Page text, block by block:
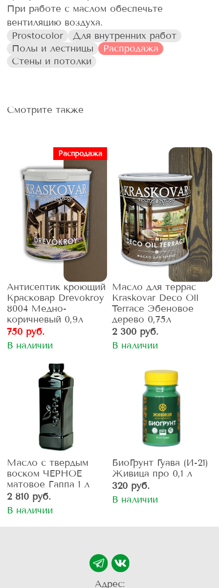
При работе с маслом обеспечьте
вентиляцию воздуха.
Prostocolor
Для внутренних работ
Полы и лестницы
Распродажа
Стены и потолки
Смотрите также
Антисептик кроющий
Красковар Drevokroy
8004 Медно-
коричневый 0,9л
750 руб.
В наличии
Распродажа
Масло для террас
Kraskovar Deco Oll
Terrace Эбеновое
дерево 0,75л
2 300 руб.
В наличии
Масло с твердым
воском ЧЕРНОЕ
матовое Гаппа 1 л
2 810 руб.
В наличии
БиоГрунт Гуава (И-21)
Живица про 0,1 л
320 руб.
В наличии
Адрес: